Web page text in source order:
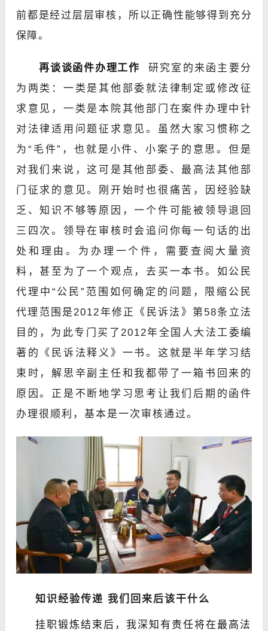
前都是经过层层审核，所以正确性能够得到充分
保障。
再谈谈函件办理工作 研究室的来函主要分
为两类：一类是其他部委就法律制定或修改征
求意见，一类是本院其他部门在案件办理中针
对法律适用问题征求意见。虽然大家习惯称之
为“毛件”，也就是小件、小案子的意思。但是
对我们来说，这可是其他部委、最高法其他部
门征求的意见。刚开始时也很痛苦，因经验缺
乏、知识不够等原因，一个件可能被领导退回
三四次。领导在审核时会追问你每一句话的出
处和理由。为办理一个件，需要查阅大量资
料，甚至为了一个观点，去买一本书。如公民
代理中“公民”范围如何确定的问题，限缩公民
代理范围是2012年修正《民诉法》第58条立法
目的，为此专门买了2012年全国人大法工委编
著的《民诉法释义》一书。这就是半年学习结
束时，解思辛副主任和我都带了一箱书回来的
原因。正是不断地学习思考让我们后期的函件
办理很顺利，基本是一次审核通过。
知识经验传递 我们回来后该干什么
挂职锻炼结束后，我深知有责任将在最高法